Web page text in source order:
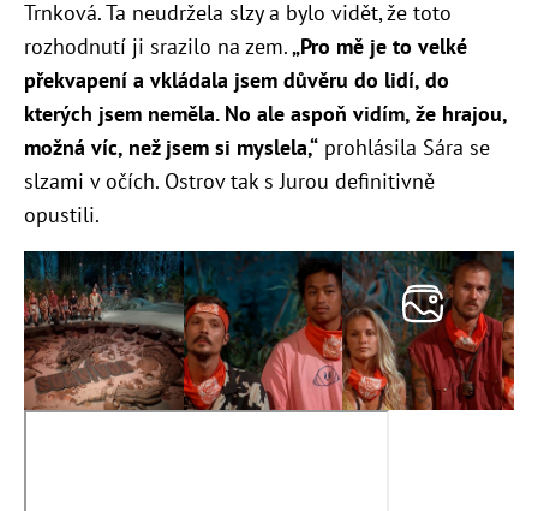
Trnková. Ta neudržela slzy a bylo vidět, že toto
rozhodnutí ji srazilo na zem.„Pro mě je to velké
překvapení a vkládala jsem důvěru do lidí, do
kterých jsem neměla. No ale aspoň vidím, že hrajou,
možná víc, než jsem si myslela,“ prohlásila Sára se
slzami v očích. Ostrov tak s Jurou definitivně
opustili.